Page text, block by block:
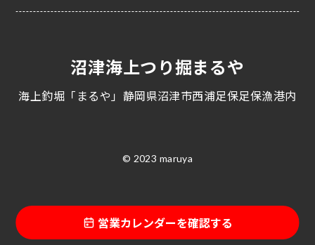
営業カレンダーを確認する
沼津海上つり掘まるや
海上釣堀「まるや」静岡県沼津市西浦足保足保漁港内
© 2023 maruya